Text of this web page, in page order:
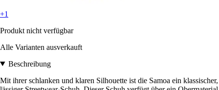
+1
Produkt nicht verfügbar
Alle Varianten ausverkauft
Beschreibung
Mit ihrer schlanken und klaren Silhouette ist die Samoa ein klassischer,